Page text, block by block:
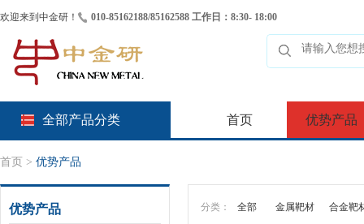
欢迎来到中金研！ 010-85162188/85162588 工作日：8:30- 18:00
全部产品分类 首页 优势产品
首页 > 优势产品
优势产品 分类： 全部 金属靶材 合金靶